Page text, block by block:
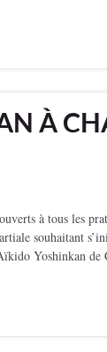
À
à tous les
souhaitant
Yoshinkan